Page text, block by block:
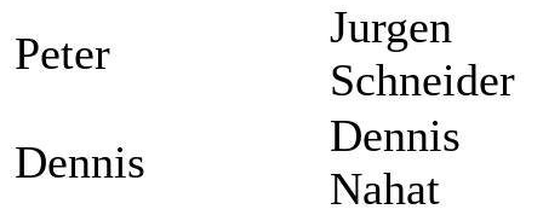
Peter
Jurgen
Schneider
Dennis
Dennis
Nahat